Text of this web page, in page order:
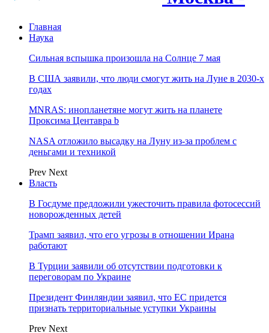
Главная
Наука
Сильная вспышка произошла на Солнце 7 мая
В США заявили, что люди смогут жить на Луне в 2030-х
годах
MNRAS: инопланетяне могут жить на планете
Проксима Центавра b
NASA отложило высадку на Луну из-за проблем с
деньгами и техникой
Prev Next
Власть
В Госдуме предложили ужесточить правила фотосессий
новорожденных детей
Трамп заявил, что его угрозы в отношении Ирана
работают
В Турции заявили об отсутствии подготовки к
переговорам по Украине
Президент Финляндии заявил, что ЕС придется
признать территориальные уступки Украины
Prev Next